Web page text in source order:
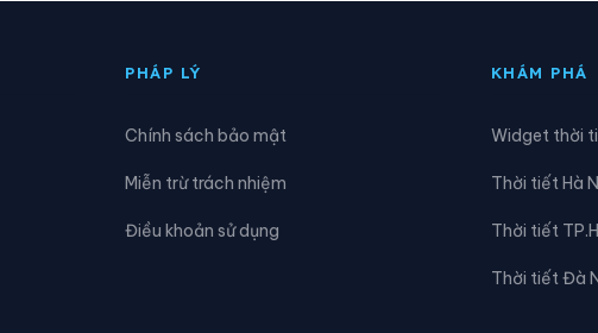
Xã Lạc Đạo Xã Lê Lợi
PHÁP LÝ
Chính sách bảo mật
Miễn trừ trách nhiệm
Điều khoản sử dụng
KHÁM PHÁ
Widget thời
Thời tiết Hà
Thời tiết
Thời tiết Đà